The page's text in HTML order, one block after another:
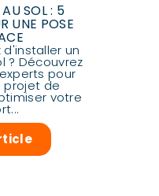
SOL : 5
UNE POSE
un
? Découvrez
pour
projet de
votre